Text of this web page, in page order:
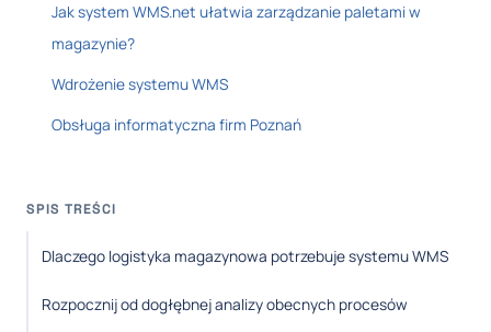
Jak system WMS.net ułatwia zarządzanie paletami w
magazynie?
Wdrożenie systemu WMS
Obsługa informatyczna firm Poznań
SPIS TREŚCI
Dlaczego logistyka magazynowa potrzebuje systemu WMS
Rozpocznij od dogłębnej analizy obecnych procesów